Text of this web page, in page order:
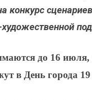
конкурс сценариев
до 16
в День города